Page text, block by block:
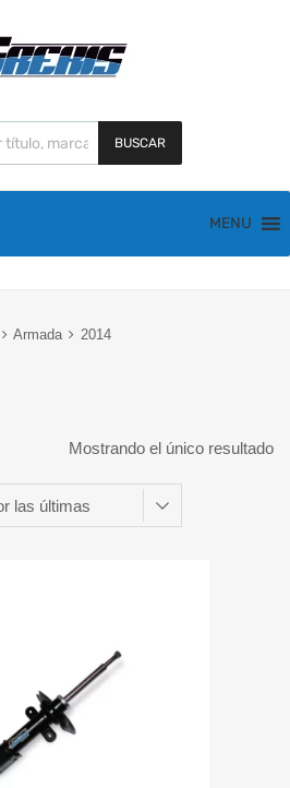
BUSCAR
MENU
Armada 2014
Mostrando el único resultado
Add to Wishlist
Add to Compare